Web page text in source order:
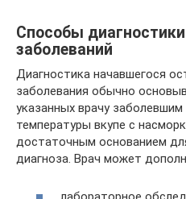
Способы
заболеваний
Диагностика начавшегося
заболевания обычно
указанных врачу
температуры вкупе с
достаточным основанием
диагноза. Врач может